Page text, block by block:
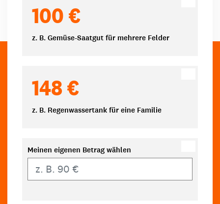
100 €
z. B. Gemüse-Saatgut für mehrere Felder
148 €
z. B. Regenwassertank für eine Familie
Meinen eigenen Betrag wählen